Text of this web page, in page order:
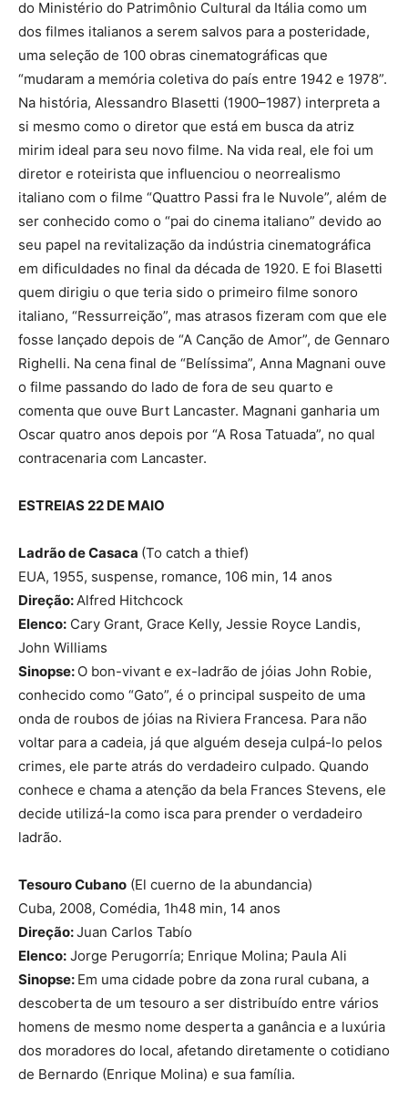
do Ministério do Patrimônio Cultural da Itália como um
dos filmes italianos a serem salvos para a posteridade,
uma seleção de 100 obras cinematográficas que
“mudaram a memória coletiva do país entre 1942 e 1978”.
Na história, Alessandro Blasetti (1900–1987) interpreta a
si mesmo como o diretor que está em busca da atriz
mirim ideal para seu novo filme. Na vida real, ele foi um
diretor e roteirista que influenciou o neorrealismo
italiano com o filme “Quattro Passi fra le Nuvole”, além de
ser conhecido como o “pai do cinema italiano” devido ao
seu papel na revitalização da indústria cinematográfica
em dificuldades no final da década de 1920. E foi Blasetti
quem dirigiu o que teria sido o primeiro filme sonoro
italiano, “Ressurreição”, mas atrasos fizeram com que ele
fosse lançado depois de “A Canção de Amor”, de Gennaro
Righelli. Na cena final de “Belíssima”, Anna Magnani ouve
o filme passando do lado de fora de seu quarto e
comenta que ouve Burt Lancaster. Magnani ganharia um
Oscar quatro anos depois por “A Rosa Tatuada”, no qual
contracenaria com Lancaster.
ESTREIAS 22 DE MAIO
Ladrão de Casaca (To catch a thief)
EUA, 1955, suspense, romance, 106 min, 14 anos
Direção: Alfred Hitchcock
Elenco: Cary Grant, Grace Kelly, Jessie Royce Landis,
John Williams
Sinopse: O bon-vivant e ex-ladrão de jóias John Robie,
conhecido como “Gato”, é o principal suspeito de uma
onda de roubos de jóias na Riviera Francesa. Para não
voltar para a cadeia, já que alguém deseja culpá-lo pelos
crimes, ele parte atrás do verdadeiro culpado. Quando
conhece e chama a atenção da bela Frances Stevens, ele
decide utilizá-la como isca para prender o verdadeiro
ladrão.
Tesouro Cubano (El cuerno de la abundancia)
Cuba, 2008, Comédia, 1h48 min, 14 anos
Direção:Juan Carlos Tabío
Elenco: Jorge Perugorría; Enrique Molina; Paula Ali
Sinopse: Em uma cidade pobre da zona rural cubana, a
descoberta de um tesouro a ser distribuído entre vários
homens de mesmo nome desperta a ganância e a luxúria
dos moradores do local, afetando diretamente o cotidiano
de Bernardo (Enrique Molina) e sua família.